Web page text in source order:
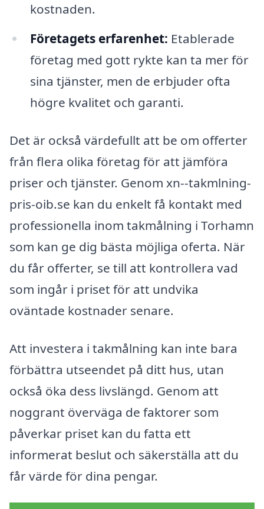
kostnaden.
Företagets erfarenhet: Etablerade
företag med gott rykte kan ta mer för
sina tjänster, men de erbjuder ofta
högre kvalitet och garanti.
Det är också värdefullt att be om offerter
från flera olika företag för att jämföra
priser och tjänster. Genom xn--takmlning-
pris-oib.se kan du enkelt få kontakt med
professionella inom takmålning i Torhamn
som kan ge dig bästa möjliga oferta. När
du får offerter, se till att kontrollera vad
som ingår i priset för att undvika
oväntade kostnader senare.
Att investera i takmålning kan inte bara
förbättra utseendet på ditt hus, utan
också öka dess livslängd. Genom att
noggrant överväga de faktorer som
påverkar priset kan du fatta ett
informerat beslut och säkerställa att du
får värde för dina pengar.